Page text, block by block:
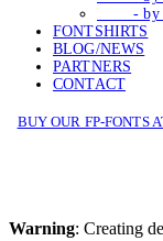
- by
FONTSHIRTS
BLOG/NEWS
PARTNERS
CONTACT
BUY OUR FP-FONTS
Warning: Creating